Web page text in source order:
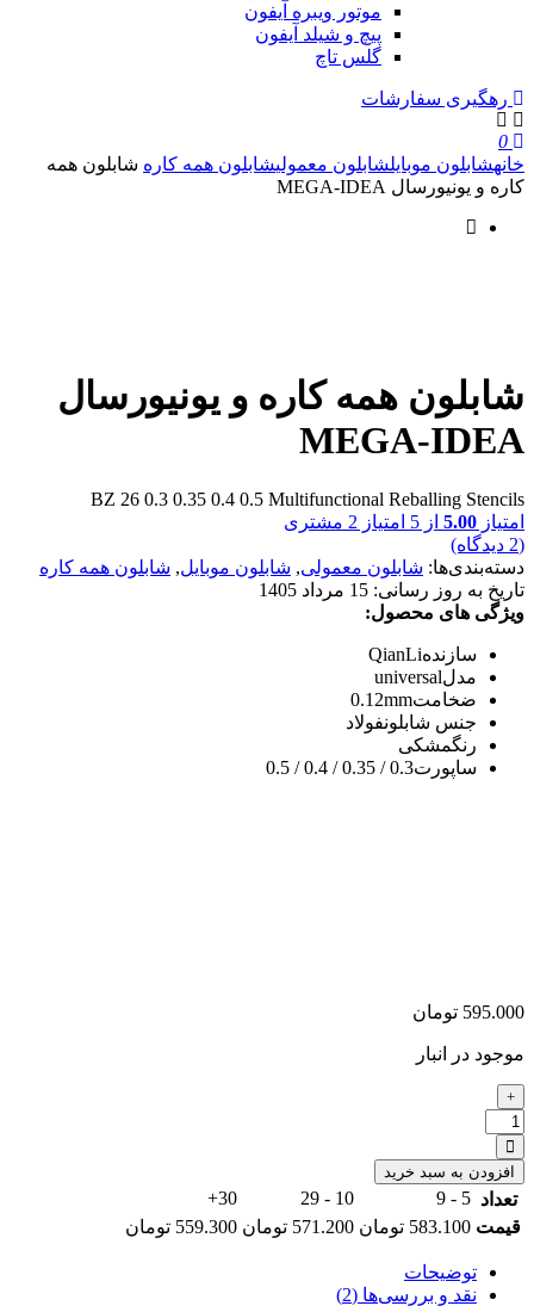
موتور ویبره آیفون
پیچ و شیلد آیفون
گلس تاچ
رهگیری سفارشات
0
خانهشابلون موبایلشابلون معمولیشابلون همه کاره شابلون همه
کاره و یونیورسال MEGA-IDEA
شابلون همه کاره و یونیورسال
MEGA-IDEA
BZ 26 0.3 0.35 0.4 0.5 Multifunctional Reballing Stencils
امتیاز 5.00 از 5 امتیاز 2 مشتری
(
2 دیدگاه)
دسته‌بندی‌ها: شابلون معمولی, شابلون موبایل, شابلون همه کاره
تاریخ به روز رسانی: 15 مرداد 1405
ویژگی های محصول:
سازندهQianLi
مدلuniversal
ضخامت0.12mm
جنس شابلونفولاد
رنگمشکی
ساپورت0.3 / 0.35 / 0.4 / 0.5
595.000 تومان
موجود در انبار
تعداد:
شابلون
همه
کاره
و
یونیورسال
IDEA
افزودن به سبد خرید
تعداد 5 - 9
10 - 29
30+
قیمت 583.100 تومان 571.200 تومان 559.300 تومان
توضیحات
نقد و بررسی‌ها (2)